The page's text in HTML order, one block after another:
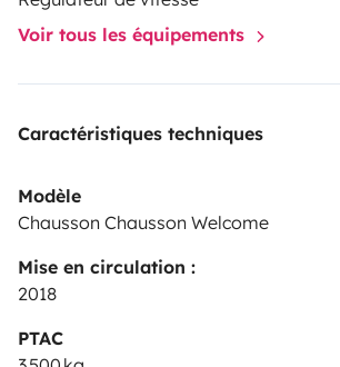
Voir tous les équipements
Caractéristiques techniques
Modèle
Chausson Chausson Welcome
Mise en circulation :
2018
PTAC